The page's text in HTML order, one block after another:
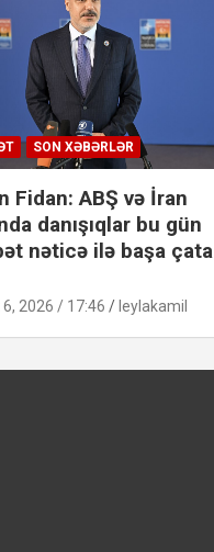
SON XƏBƏRLƏR
Fidan: ABŞ və İran
danışıqlar bu gün
nəticə ilə başa çata
2026 / 17:46 leylakamil